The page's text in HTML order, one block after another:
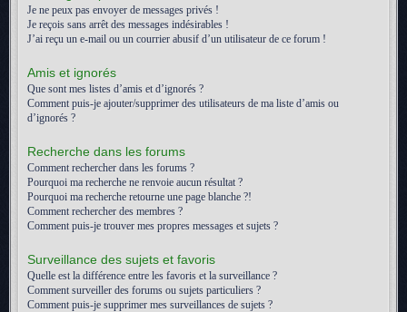
Je ne peux pas envoyer de messages privés !
Je reçois sans arrêt des messages indésirables !
J’ai reçu un e-mail ou un courrier abusif d’un utilisateur de ce forum !
Amis et ignorés
Que sont mes listes d’amis et d’ignorés ?
Comment puis-je ajouter/supprimer des utilisateurs de ma liste d’amis ou
d’ignorés ?
Recherche dans les forums
Comment rechercher dans les forums ?
Pourquoi ma recherche ne renvoie aucun résultat ?
Pourquoi ma recherche retourne une page blanche ?!
Comment rechercher des membres ?
Comment puis-je trouver mes propres messages et sujets ?
Surveillance des sujets et favoris
Quelle est la différence entre les favoris et la surveillance ?
Comment surveiller des forums ou sujets particuliers ?
Comment puis-je supprimer mes surveillances de sujets ?